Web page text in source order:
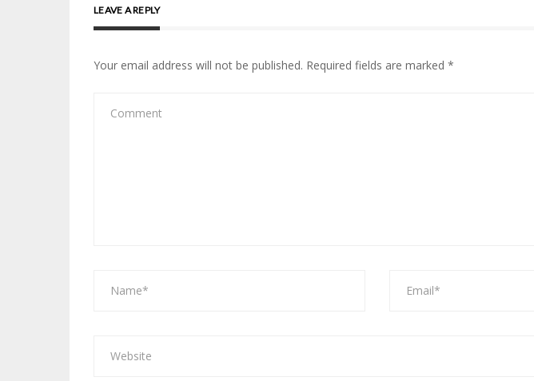
LEAVE A REPLY
Your email address will not be published. Required fields are marked *